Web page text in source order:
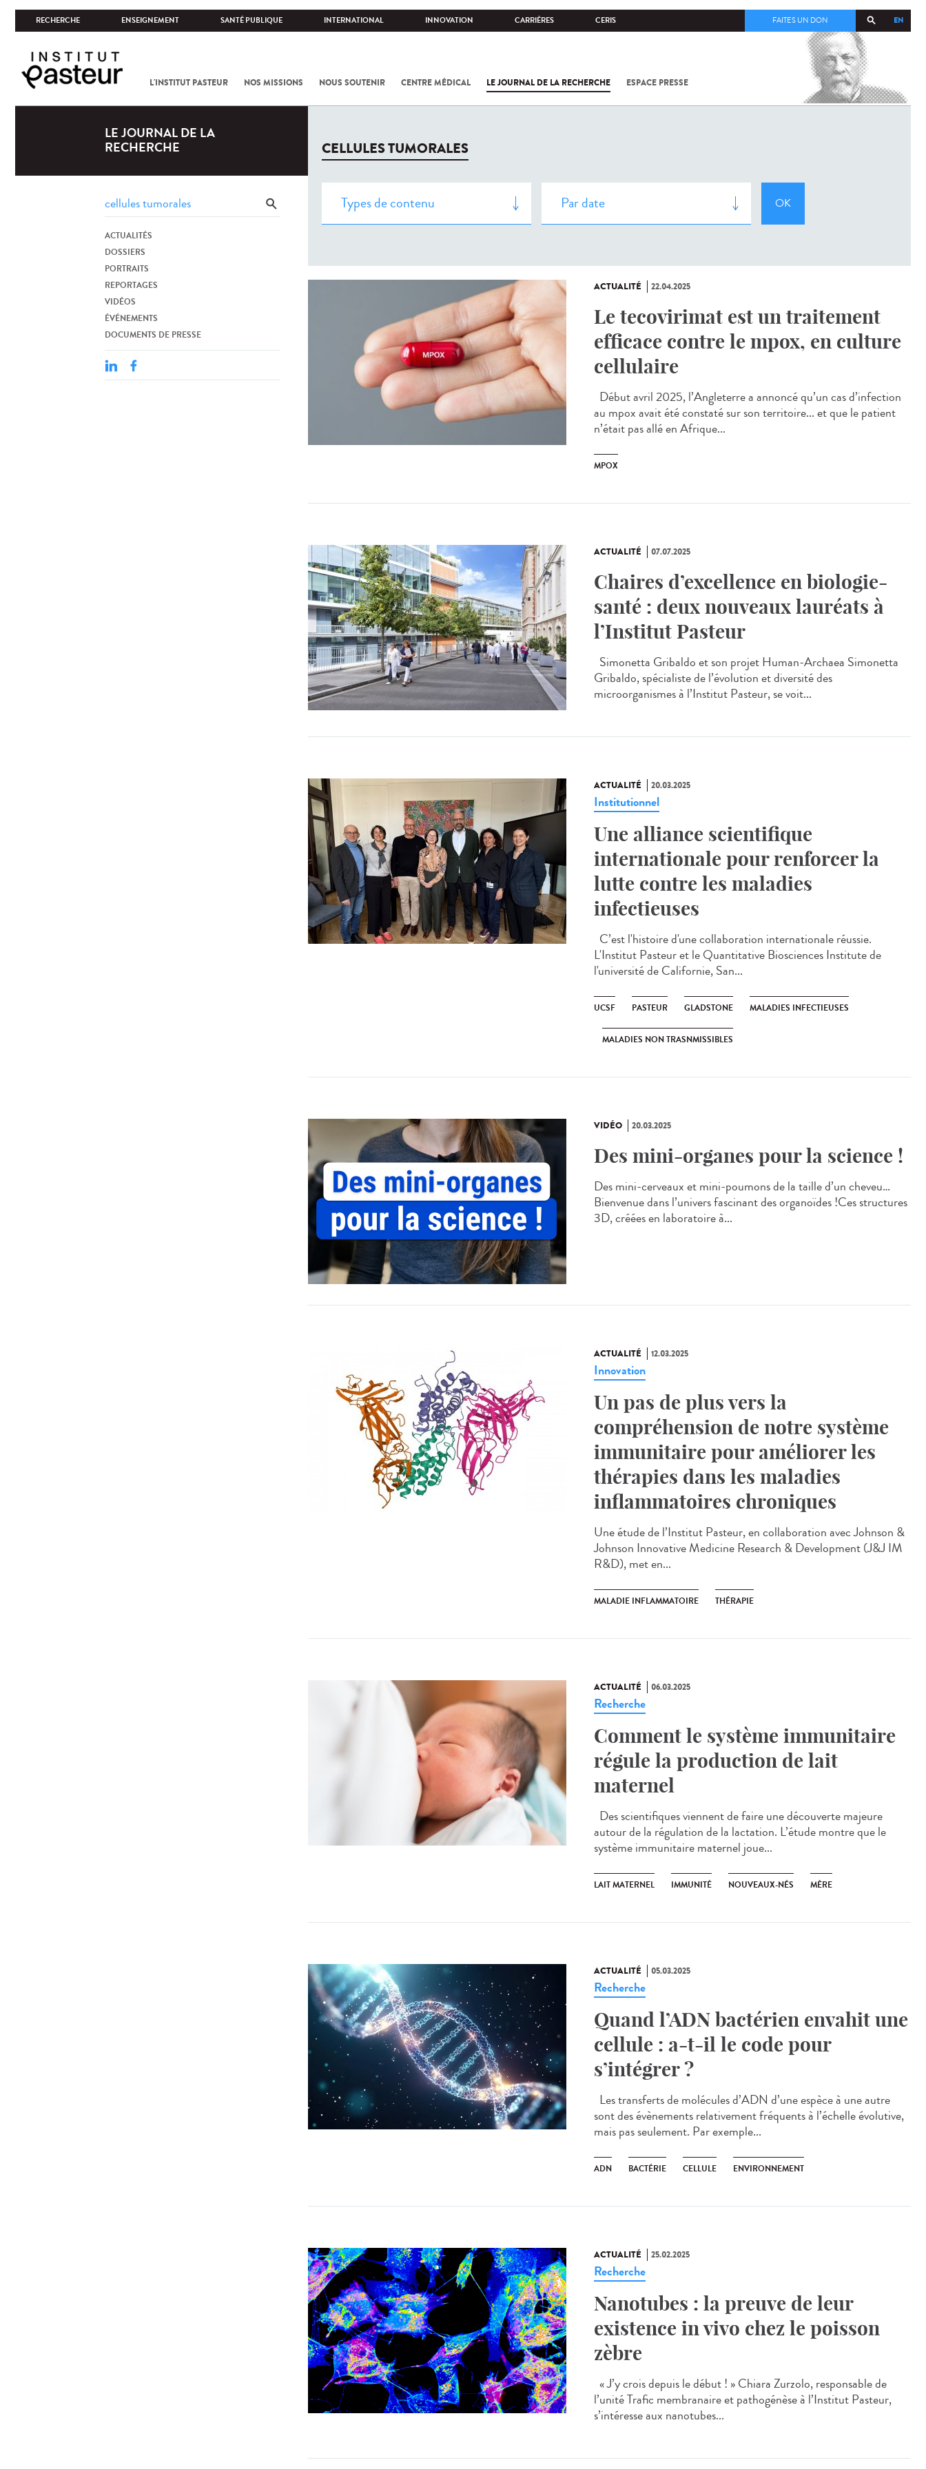
RECHERCHE ENSEIGNEMENT SANTÉ PUBLIQUE INTERNATIONAL INNOVATION CARRIÈRES CERIS EN
FAITES UN DON
L'INSTITUT PASTEUR NOS MISSIONS NOUS SOUTENIR CENTRE MÉDICAL LE JOURNAL DE LA RECHERCHE ESPACE PRESSE
COV-2 /
LE JOURNAL DE LA
RECHERCHE
ACTUALITÉS
DOSSIERS
PORTRAITS
REPORTAGES
VIDÉOS
ÉVÉNEMENTS
DOCUMENTS DE PRESSE
CELLULES TUMORALES
ACTUALITÉ 22.04.2025
Le tecovirimat est un traitement
efficace contre le mpox, en culture
cellulaire
Début avril 2025, l’Angleterre a annoncé qu’un cas d’infection
au mpox avait été constaté sur son territoire... et que le patient
n’était pas allé en Afrique...
MPOX
ACTUALITÉ 07.07.2025
Chaires d’excellence en biologie-
santé : deux nouveaux lauréats à
l’Institut Pasteur
Simonetta Gribaldo et son projet Human-Archaea Simonetta
Gribaldo, spécialiste de l’évolution et diversité des
microorganismes à l’Institut Pasteur, se voit...
ACTUALITÉ 20.03.2025
Institutionnel
Une alliance scientifique
internationale pour renforcer la
lutte contre les maladies
infectieuses
C’est l'histoire d'une collaboration internationale réussie.
L'Institut Pasteur et le Quantitative Biosciences Institute de
l'université de Californie, San...
UCSF PASTEUR GLADSTONE MALADIES INFECTIEUSES
MALADIES NON TRASNMISSIBLES
VIDÉO 20.03.2025
Des mini-organes pour la science !
Des mini-cerveaux et mini-poumons de la taille d’un cheveu…
Bienvenue dans l’univers fascinant des organoïdes !Ces structures
3D, créées en laboratoire à...
ACTUALITÉ 12.03.2025
Innovation
Un pas de plus vers la
compréhension de notre système
immunitaire pour améliorer les
thérapies dans les maladies
inflammatoires chroniques
Une étude de l’Institut Pasteur, en collaboration avec Johnson &
Johnson Innovative Medicine Research & Development (J&J IM
R&D), met en...
MALADIE INFLAMMATOIRE THÉRAPIE
ACTUALITÉ 06.03.2025
Recherche
Comment le système immunitaire
régule la production de lait
maternel
Des scientifiques viennent de faire une découverte majeure
autour de la régulation de la lactation. L’étude montre que le
système immunitaire maternel joue...
LAIT MATERNEL IMMUNITÉ NOUVEAUX-NÉS MÈRE
ACTUALITÉ 05.03.2025
Recherche
Quand l’ADN bactérien envahit une
cellule : a-t-il le code pour
s’intégrer ?
Les transferts de molécules d’ADN d’une espèce à une autre
sont des évènements relativement fréquents à l’échelle évolutive,
mais pas seulement. Par exemple...
ADN BACTÉRIE CELLULE ENVIRONNEMENT
ACTUALITÉ 25.02.2025
Recherche
Nanotubes : la preuve de leur
existence in vivo chez le poisson
zèbre
« J’y crois depuis le début ! » Chiara Zurzolo, responsable de
l’unité Trafic membranaire et pathogénèse à l’Institut Pasteur,
s’intéresse aux nanotubes...